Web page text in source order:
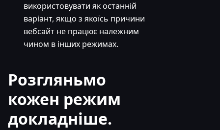
використовувати як останній
варіант, якщо з якоїсь причини
вебсайт не працює належним
чином в інших режимах.
Розгляньмо
кожен режим
докладніше.